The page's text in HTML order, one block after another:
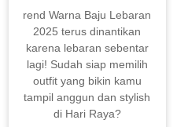
rend Warna Baju Lebaran
2025 terus dinantikan
karena lebaran sebentar
lagi! Sudah siap memilih
outfit yang bikin kamu
tampil anggun dan stylish
di Hari Raya?